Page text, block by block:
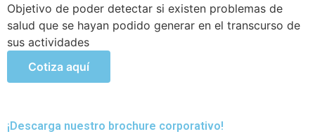
mayor a 1.8 mts
Mayor A 1.8 Mts. Exámenes con la finalidad de que los
trabajadores que laboran en actividades de riesgo
puedan tener una supervisión en su estado de salud.
Cotiza aquí
¡Descarga nuestro brochure corporativo!